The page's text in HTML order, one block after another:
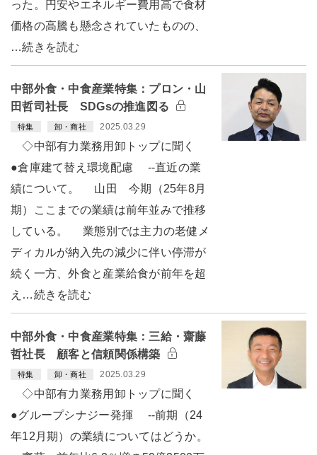
った。円安やエネルギー費用高で食材
価格の高騰も懸念されていたものの、
…続きを読む
中部外食・中食産業特集：プロン・山
田哲司社長 SDGsの推進図る
特集 卸・商社 2025.03.29
◇中部有力業務用卸トップに聞く
●倉庫建て替え環境配慮 --直近の業
績について。 山田 今期（25年8月
期）ここまでの業績は前年並みで推移
している。 業態別では主力の老健メ
ディカルが納入先の減少に伴い停滞が
続く一方、外食と産業給食が前年を超
え…続きを読む
中部外食・中食産業特集：三給・齋藤
哲社長 顧客と信頼関係構築
特集 卸・商社 2025.03.29
◇中部有力業務用卸トップに聞く
●グループシナジー発揮 --前期（24
年12月期）の業績についてはどうか。